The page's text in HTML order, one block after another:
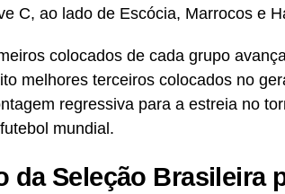
C, ao lado de Escócia, Marrocos e
colocados de cada grupo
melhores terceiros colocados no
regressiva para a estreia no
mundial.
da Seleção Brasileira